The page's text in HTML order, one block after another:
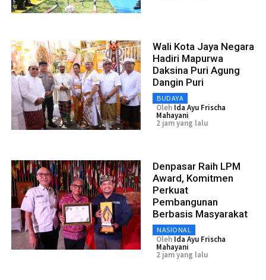
Wali Kota Jaya Negara
Hadiri Mapurwa
Daksina Puri Agung
Dangin Puri
BUDAYA
Oleh Ida Ayu Frischa
Mahayani
2 jam yang lalu
Denpasar Raih LPM
Award, Komitmen
Perkuat
Pembangunan
Berbasis Masyarakat
NASIONAL
Oleh Ida Ayu Frischa
Mahayani
2 jam yang lalu